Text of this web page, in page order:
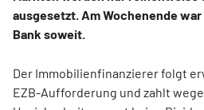
ausgesetzt. Am Wochenende
Bank soweit.
Der Immobilienfinanzierer folgt
EZB-Aufforderung und zahlt